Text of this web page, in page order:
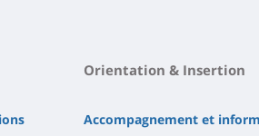
Orientation & Insertion
Accompagnement et